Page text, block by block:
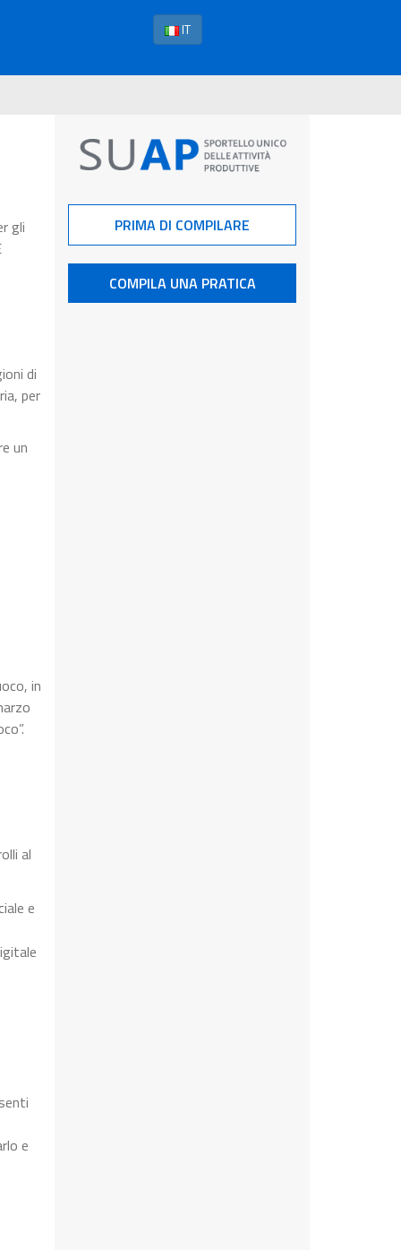
IT
gli
di
per
un
in
al
e
e
PRIMA DI COMPILARE
COMPILA UNA PRATICA